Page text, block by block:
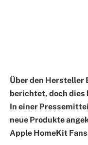
Über den Hersteller
berichtet, doch dies
In einer
neue Produkte
Apple HomeKit